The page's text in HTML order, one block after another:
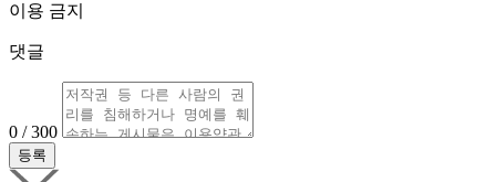
이용 금지
댓글
0 / 300